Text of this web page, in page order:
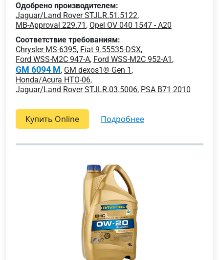
Одобрено производителем:
Jaguar/Land Rover STJLR.51.5122,
MB-Approval 229.71 , Opel OV 040 1547 - A20
Соответствие требованиям:
Chrysler MS-6395, Fiat 9.55535-DSX,
Ford WSS-M2C 947-A, Ford WSS-M2C 952-A1 ,
GM 6094 M, GM dexos1® Gen 1 ,
Honda/Acura HTO-06,
Jaguar/Land Rover STJLR.03.5006, PSA B71 2010
Купить Online подробнее